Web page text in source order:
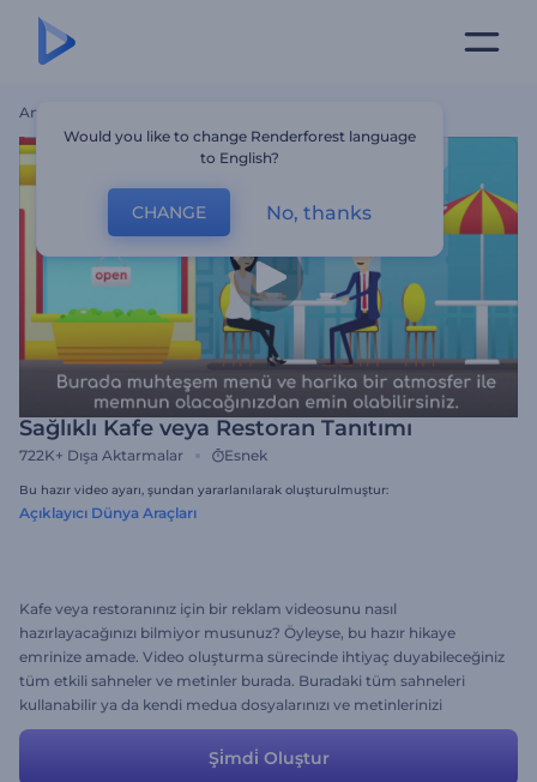
Ana Sayfa
Sağlıklı Kafe veya Restoran Tanıtımı
722K+ Dışa Aktarmalar Esnek
Bu hazır video ayarı, şundan yararlanılarak oluşturulmuştur:
Açıklayıcı Dünya Araçları
Kafe veya restoranınız için bir reklam videosunu nasıl
hazırlayacağınızı bilmiyor musunuz? Öyleyse, bu hazır hikaye
emrinize amade. Video oluşturma sürecinde ihtiyaç duyabileceğiniz
tüm etkili sahneler ve metinler burada. Buradaki tüm sahneleri
kullanabilir ya da kendi medua dosyalarınızı ve metinlerinizi
yükleyerek ihtiyaçlarınıza uygun şekilde değiştirebilirsiniz.
Şi̇mdi̇ Oluştur
Would you like to change Renderforest language
to English?
CHANGE No, thanks